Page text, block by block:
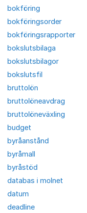
bokföring
bokföringsorder
bokföringsrapporter
bokslutsbilaga
bokslutsbilagor
bokslutsfil
bruttolön
bruttolöneavdrag
bruttolöneväxling
budget
byråanstånd
byråmall
byråstöd
databas i molnet
datum
deadline